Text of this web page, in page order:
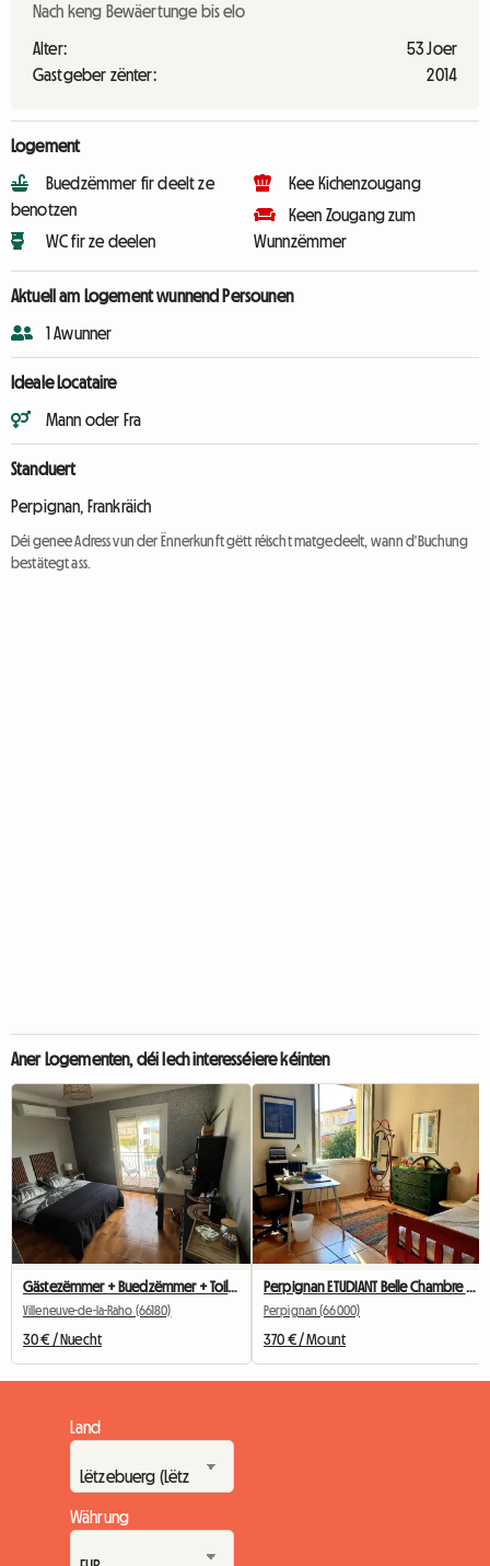
Nach keng Bewäertunge bis elo
Alter:
53 Joer
Gastgeber zënter:
2014
Logement
Buedzëmmer fir deelt ze
benotzen
WC fir ze deelen
Kee Kichenzougang
Keen Zougang zum
Wunnzëmmer
Aktuell am Logement wunnend Persounen
1 Awunner
Ideale Locataire
Mann oder Fra
Standuert
Perpignan, Frankräich
Déi genee Adress vun der Ënnerkunft gëtt réischt matgedeelt, wann d'Buchung
bestätegt ass.
Aner Logementen, déi Iech interesséiere kéinten
Villeneuve-de-la-Raho (66180)
30 € / Nuecht
Perpignan (66000)
370 € / Mount
Land
Währung